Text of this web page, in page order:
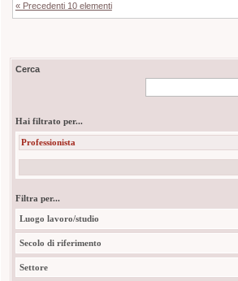
« Precedenti 10 elementi
Cerca
Hai filtrato per...
Professionista
Filtra per...
Luogo lavoro/studio
Secolo di riferimento
Settore